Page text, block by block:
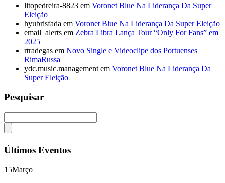
litopedreira-8823 em Voronet Blue Na Liderança Da Super
Eleição
hyubrisfada em Voronet Blue Na Liderança Da Super Eleição
email_alerts em Zebra Libra Lança Tour “Only For Fans” em
2025
rtradegas em Novo Single e Videoclipe dos Portuenses
RimaRussa
ydc.music.management em Voronet Blue Na Liderança Da
Super Eleição
Pesquisar
Últimos Eventos
15Março